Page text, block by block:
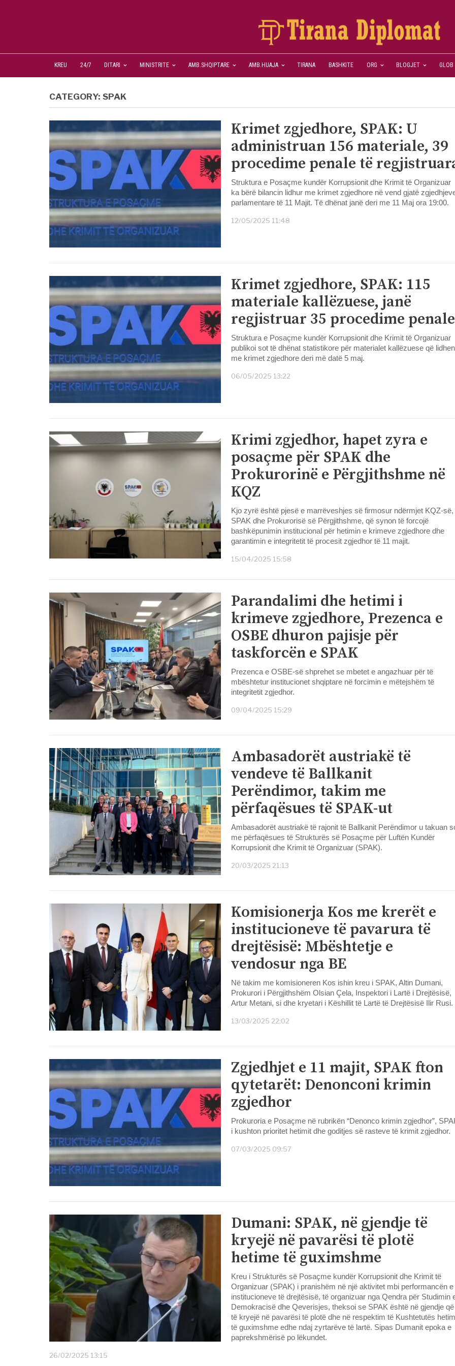
KREU 24/7 DITARI MINISTRITE AMB.SHQIPTARE AMB.HUAJA TIRANA BASHKITE ORG BLOGJET GLOB
CATEGORY:SPAK
Krimet zgjedhore, SPAK: U
administruan 156 materiale, 39
procedime penale të
Struktura e Posaçme kundër Korrupsionit dhe Krimit të Organizuar
ka bërë bilancin lidhur me krimet zgjedhore në vend gjatë
parlamentare të 11 Majit. Të dhënat janë deri me 11 Maj ora 19:00.
12/05/2025 11:48
Krimet zgjedhore, SPAK: 115
materiale kallëzuese, janë
regjistruar 35 procedime penale
Struktura e Posaçme kundër Korrupsionit dhe Krimit të Organizuar
publikoi sot të dhënat statistikore për materialet kallëzuese që lidhen
me krimet zgjedhore deri më datë 5 maj.
06/05/2025 13:22
Krimi zgjedhor, hapet zyra e
posaçme për SPAK dhe
Prokurorinë e Përgjithshme në
KQZ
Kjo zyrë është pjesë e marrëveshjes së firmosur ndërmjet KQZ-së,
SPAK dhe Prokurorisë së Përgjithshme, që synon të forcojë
bashkëpunimin institucional për hetimin e krimeve zgjedhore dhe
garantimin e integritetit të procesit zgjedhor të 11 majit.
15/04/2025 15:58
Parandalimi dhe hetimi i
krimeve zgjedhore, Prezenca e
OSBE dhuron pajisje për
taskforcën e SPAK
Prezenca e OSBE-së shprehet se mbetet e angazhuar për të
mbështetur institucionet shqiptare në forcimin e mëtejshëm të
integritetit zgjedhor.
09/04/2025 15:29
Ambasadorët austriakë të
vendeve të Ballkanit
Perëndimor, takim me
përfaqësues të SPAK-ut
Ambasadorët austriakë të rajonit të Ballkanit Perëndimor u takuan
me përfaqësues të Strukturës së Posaçme për Luftën Kundër
Korrupsionit dhe Krimit të Organizuar (SPAK).
20/03/2025 21:13
Komisionerja Kos me krerët e
institucioneve të pavarura të
drejtësisë: Mbështetje e
vendosur nga BE
Në takim me komisioneren Kos ishin kreu i SPAK, Altin Dumani,
Prokurori i Përgjithshëm Olsian Çela, Inspektori i Lartë i Drejtësisë,
Artur Metani, si dhe kryetari i Këshillit të Lartë të Drejtësisë Ilir Rusi.
13/03/2025 22:02
Zgjedhjet e 11 majit, SPAK fton
qytetarët: Denonconi krimin
zgjedhor
Prokuroria e Posaçme në rubrikën “Denonco krimin zgjedhor”,
i kushton prioritet hetimit dhe goditjes së rasteve të krimit zgjedhor.
07/03/2025 09:57
Dumani: SPAK, në gjendje të
kryejë në pavarësi të plotë
hetime të guximshme
Kreu i Strukturës së Posaçme kundër Korrupsionit dhe Krimit të
Organizuar (SPAK) i pranishëm në një aktivitet mbi performancën e
institucioneve të drejtësisë, të organizuar nga Qendra për Studimin
Demokracisë dhe Qeverisjes, theksoi se SPAK është në gjendje që
të kryejë në pavarësi të plotë dhe në respektim të Kushtetutës
të guximshme edhe ndaj zyrtarëve të lartë. Sipas Dumanit epoka e
paprekshmërisë po lëkundet.
26/02/2025 13:15